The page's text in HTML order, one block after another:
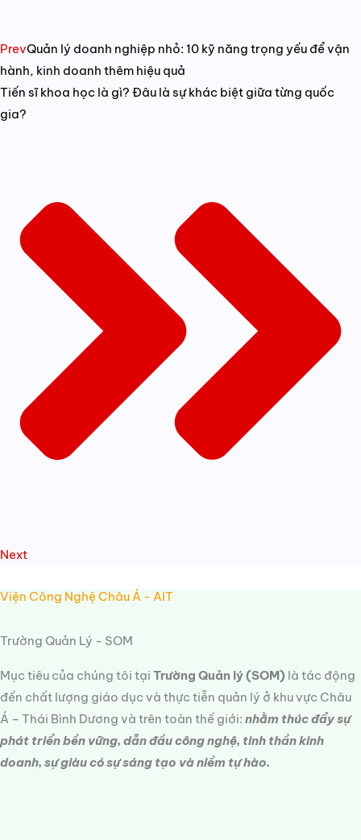
PrevQuản lý doanh nghiệp nhỏ: 10 kỹ năng trọng yếu để vận
hành, kinh doanh thêm hiệu quả
Tiến sĩ khoa học là gì? Đâu là sự khác biệt giữa từng quốc
gia?
Next
Viện Công Nghệ Châu Á - AIT
Trường Quản Lý - SOM
Mục tiêu của chúng tôi tại Trường Quản lý (SOM) là tác động
đến chất lượng giáo dục và thực tiễn quản lý ở khu vực Châu
Á – Thái Bình Dương và trên toàn thế giới: nhằm thúc đẩy sự
phát triển bền vững, dẫn đầu công nghệ, tinh thần kinh
doanh, sự giàu có sự sáng tạo và niềm tự hào.